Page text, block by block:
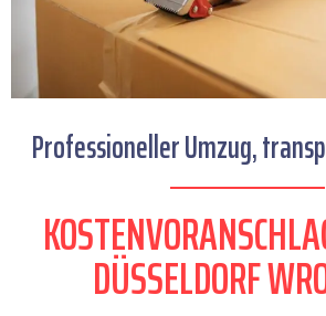
Professioneller Umzug,
DÜSSELDORF